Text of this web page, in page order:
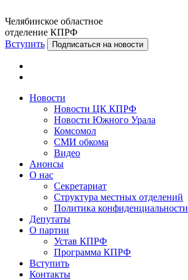
Челябинское областное
отделение КПРФ
Вступить
Подписаться на новости
Новости
Новости ЦК КПРФ
Новости Южного Урала
Комсомол
СМИ обкома
Видео
Анонсы
О нас
Секретариат
Структура местных отделений
Политика конфиденциальности
Депутаты
О партии
Устав КПРФ
Программа КПРФ
Вступить
Контакты